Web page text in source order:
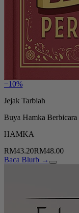
−10%
Jejak Tarbiah
Buya Hamka Berbicara
HAMKA
RM43.20RM48.00
Baca Blurb →